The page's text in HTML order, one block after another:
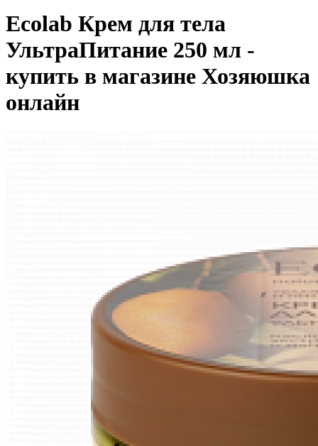
Ecolab Крем для тела
УльтраПитание 250 мл -
купить в магазине Хозяюшка
онлайн